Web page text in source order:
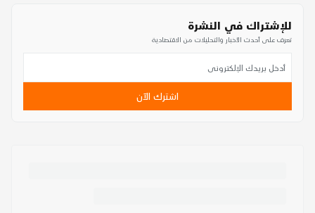
للإشتراك في النشرة
تعرف على أحدث الأخبار والتحليلات من الاقتصادية
اشترك الآن